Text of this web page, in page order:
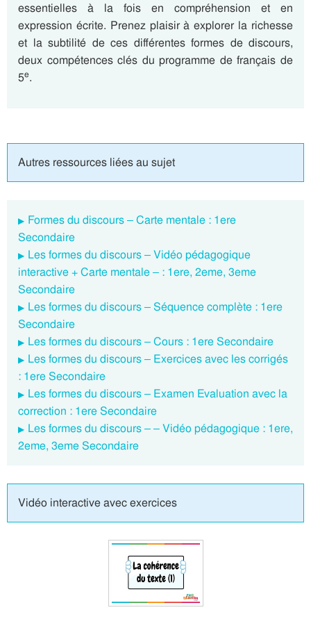
essentielles à la fois en compréhension et en
expression écrite. Prenez plaisir à explorer la richesse
et la subtilité de ces différentes formes de discours,
deux compétences clés du programme de français de
5e.
Autres ressources liées au sujet
Formes du discours – Carte mentale : 1ere
Secondaire
Les formes du discours – Vidéo pédagogique
interactive + Carte mentale – : 1ere, 2eme, 3eme
Secondaire
Les formes du discours – Séquence complète : 1ere
Secondaire
Les formes du discours – Cours : 1ere Secondaire
Les formes du discours – Exercices avec les corrigés
: 1ere Secondaire
Les formes du discours – Examen Evaluation avec la
correction : 1ere Secondaire
Les formes du discours – – Vidéo pédagogique : 1ere,
2eme, 3eme Secondaire
Vidéo interactive avec exercices